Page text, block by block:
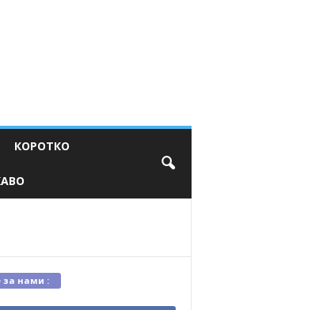
КОРОТКО
за нами :